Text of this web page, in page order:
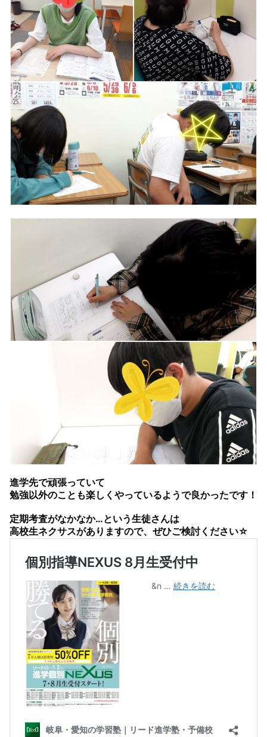
進学先で頑張っていて
勉強以外のことも楽しくやっているようで良かったです！
定期考査がなかなか…という生徒さんは
高校生ネクサスがありますので、ぜひご検討ください☆